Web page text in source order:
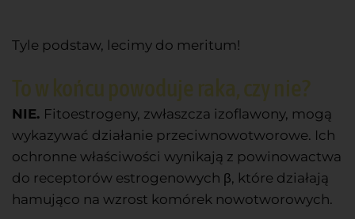
Tyle podstaw, lecimy do meritum!
To w końcu powoduje raka, czy nie?
NIE. Fitoestrogeny, zwłaszcza izoflawony, mogą
wykazywać działanie przeciwnowotworowe. Ich
ochronne właściwości wynikają z powinowactwa
do receptorów estrogenowych β, które działają
hamująco na wzrost komórek nowotworowych.